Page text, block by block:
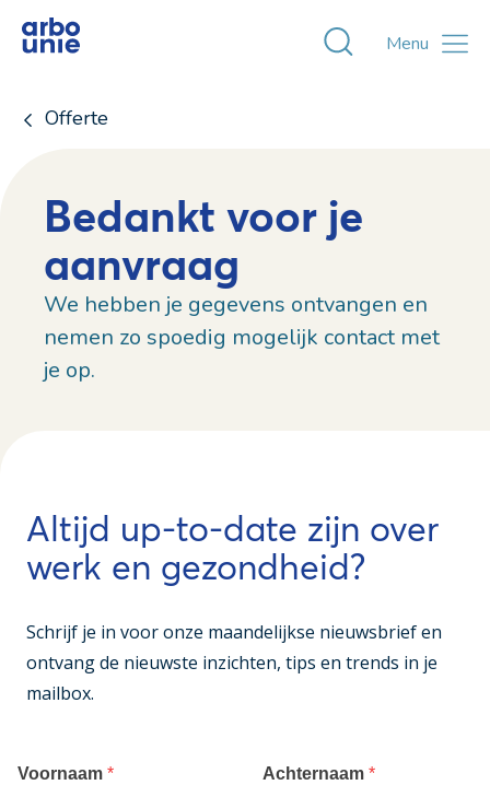
Toggle
Menu
Offerte
Bedankt voor je
aanvraag
We hebben je gegevens ontvangen en
nemen zo spoedig mogelijk contact met
je op.
Altijd up-to-date zijn over
werk en gezondheid?
Schrijf je in voor onze maandelijkse nieuwsbrief en
ontvang de nieuwste inzichten, tips en trends in je
mailbox.
Voornaam * Achternaam *